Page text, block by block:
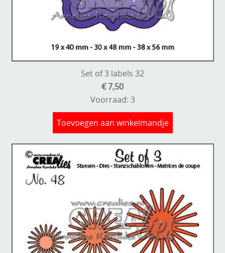
Set of 3 labels 32
€ 7,50
Voorraad: 3
Toevoegen aan winkelmandje